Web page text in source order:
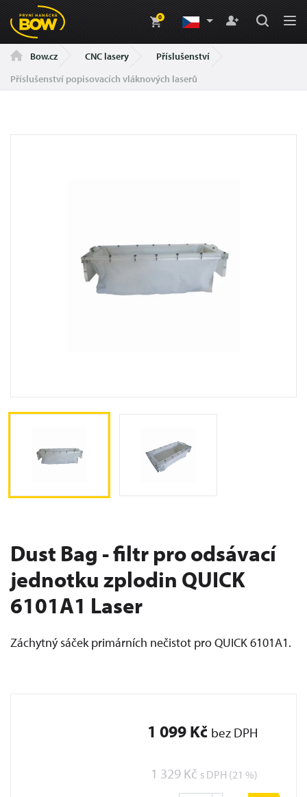
0
Bow.cz CNC lasery
Příslušenství
Příslušenství popisovacích vláknových laserů
Dust Bag - filtr pro odsávací
jednotku zplodin QUICK
6101A1 Laser
Záchytný sáček primárních nečistot pro QUICK 6101A1.
1 099 Kč bez DPH
1 329 Kč s DPH (21 %)